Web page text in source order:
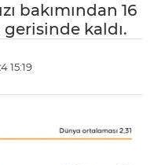
bakımından 16
kaldı.
15:19